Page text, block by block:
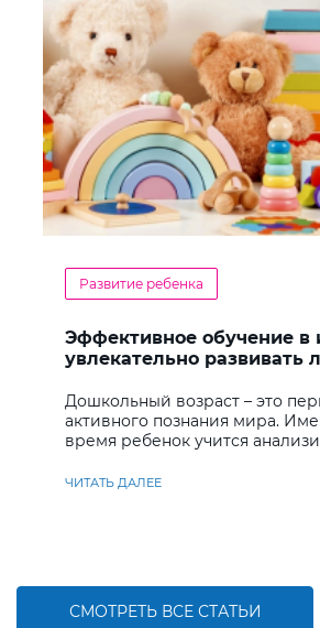
Развитие ребенка
Эффективное обучение в
увлекательно развивать
Дошкольный возраст – это
активного познания мира.
время ребенок учится
ЧИТАТЬ ДАЛЕЕ
СМОТРЕТЬ ВСЕ СТАТЬИ